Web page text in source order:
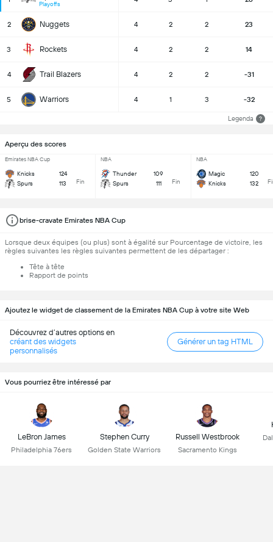
Playoffs
2 Nuggets 4 2 2 23
3 Rockets 4 2 2 14
4 Trail Blazers 4 2 2 -31
5 Warriors 4 1 3 -32
Legenda ?
Aperçu des scores
Emirates NBA Cup
Knicks
124
Spurs
113 Fin
NBA
Thunder
109
Spurs
111 Fin
NBA
Magic
120
Knicks
132
brise-cravate Emirates NBA Cup
Lorsque deux équipes (ou plus) sont à égalité sur Pourcentage de victoire, les
règles suivantes les règles suivantes permettent de les départager :
Tête à tête
Rapport de points
Ajoutez le widget de classement de la Emirates NBA Cup à votre site Web
Découvrez d’autres options en
créant des widgets
personnalisés
Générer un tag HTML
Vous pourriez être intéressé par
LeBron James
Philadelphia 76ers
Stephen Curry
Golden State Warriors
Russell Westbrook
Sacramento Kings